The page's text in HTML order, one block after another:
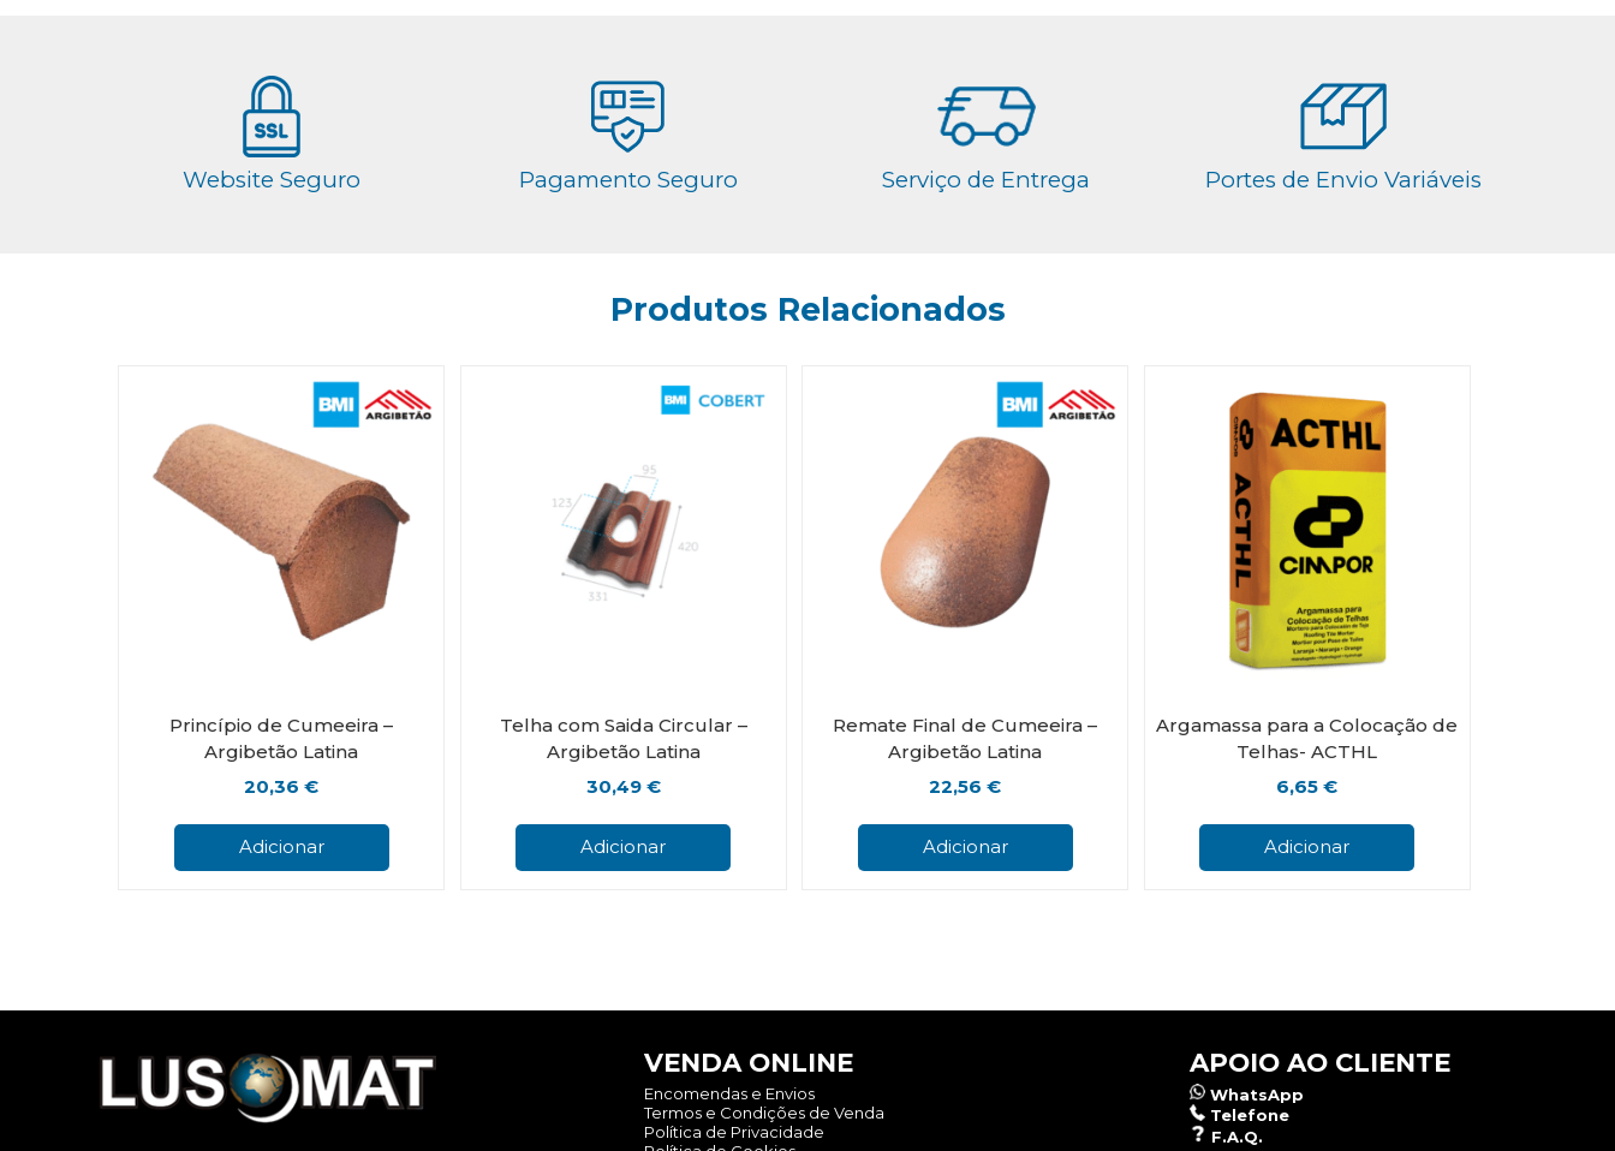
Website Seguro Pagamento Seguro Serviço de Entrega Portes de Envio Variáveis
Produtos Relacionados
Princípio de Cumeeira –
Argibetão Latina
20,36€
Adicionar
Telha com Saida Circular –
Argibetão Latina
30,49 €
Adicionar
Remate Final de Cumeeira –
Argibetão Latina
22,56€
Adicionar
Argamassa para a Colocação de
Telhas- ACTHL
6,65€
Adicionar
VENDA ONLINE
Encomendas e Envios
Termos e Condições de Venda
Política de Privacidade
APOIO AO CLIENTE
WhatsApp
Telefone
F.A.Q.